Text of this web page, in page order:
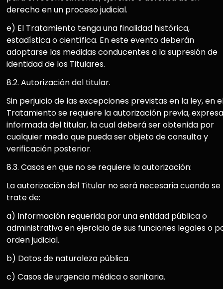
derecho en un proceso judicial.
e) El Tratamiento tenga una finalidad histórica,
estadística o científica. En este evento deberán
adoptarse las medidas conducentes a la supresión de
identidad de los Titulares.
8.2. Autorización del titular.
Sin perjuicio de las excepciones previstas en la ley, en
Tratamiento se requiere la autorización previa,
informada del titular, la cual deberá ser obtenida por
cualquier medio que pueda ser objeto de consulta y
verificación posterior.
8.3. Casos en que no se requiere la autorización:
La autorización del Titular no será necesaria cuando se
trate de:
a) Información requerida por una entidad pública o
administrativa en ejercicio de sus funciones legales o
orden judicial.
b) Datos de naturaleza pública.
c) Casos de urgencia médica o sanitaria.